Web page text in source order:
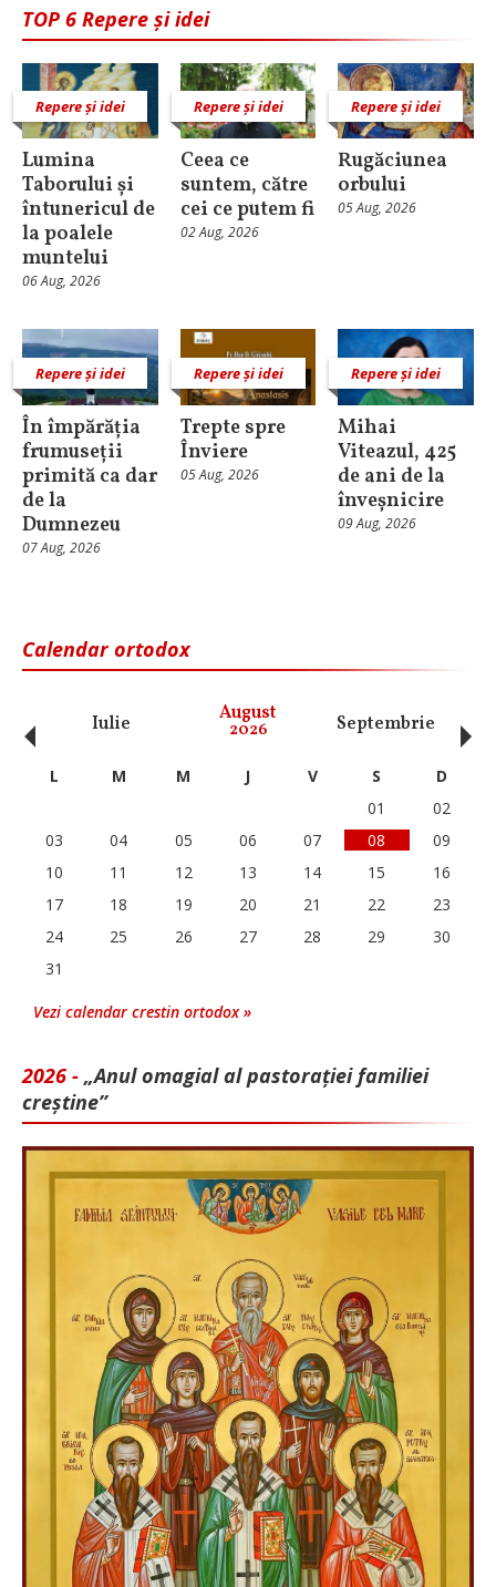
TOP 6 Repere și idei
Repere și idei
Lumina
Taborului și
întunericul de
la poalele
muntelui
06 Aug, 2026
Repere și idei
Ceea ce
suntem, către
cei ce putem fi
02 Aug, 2026
Repere și idei
Rugăciunea
orbului
05 Aug, 2026
Repere și idei
În împărăția
frumuseții
primită ca dar
de la
Dumnezeu
07 Aug, 2026
Repere și idei
Trepte spre
Înviere
05 Aug, 2026
Repere și idei
Mihai
Viteazul, 425
de ani de la
înveșnicire
09 Aug, 2026
Calendar ortodox
Iulie August
2026 Septembrie
‹ L M M J V S
D
01
02
03
04 05 06 07 08
09
10
11 12 13 14 15
16
17
18 19 20 21 22
23
24
25 26 27 28 29
30
31
Vezi calendar crestin ortodox »
2026 - „Anul omagial al pastorației familiei
creștine”